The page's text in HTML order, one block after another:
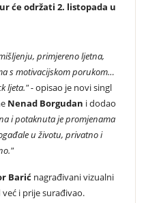
će održati 2. listopada u
primjereno ljetna,
s motivacijskom porukom…
ljeta." -opisao je novi singl
Nenad Borgudan i dodao
i potaknuta je promjenama
u životu, privatno i
Barićnagrađivani vizualni
i prije surađivao.